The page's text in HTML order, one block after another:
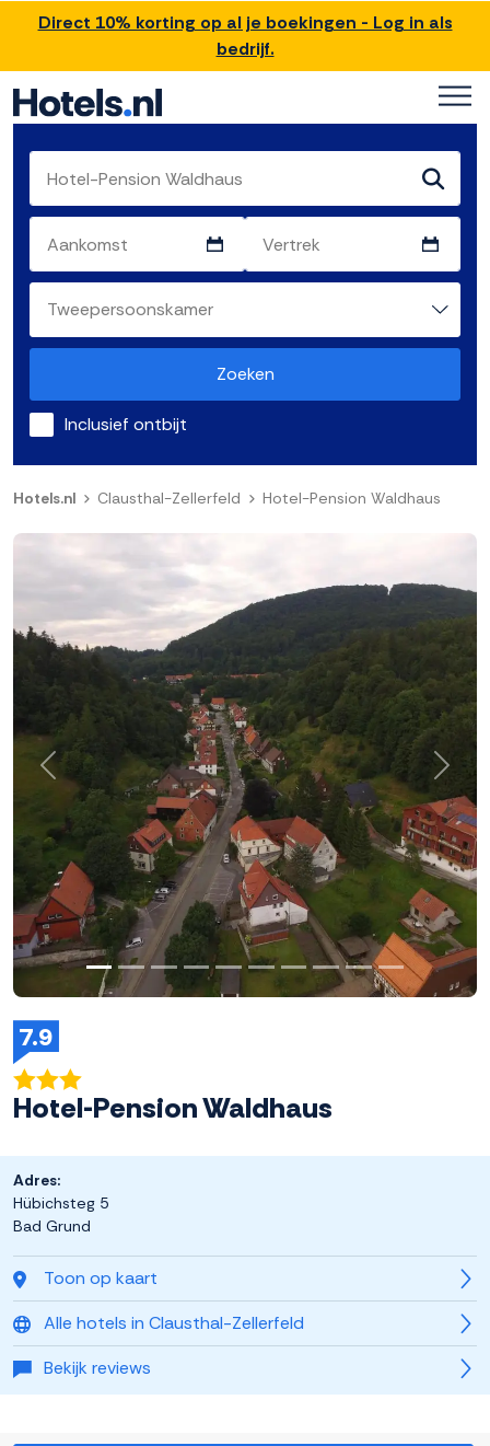
Direct 10% korting op al je boekingen - Log in als
bedrijf.
Zoeken
Inclusief ontbijt
Hotels.nl Clausthal-Zellerfeld Hotel-Pension Waldhaus
7.9
Hotel-Pension Waldhaus
Toon op kaart
Alle hotels in Clausthal-Zellerfeld
Bekijk reviews
Adres:
Hübichsteg 5
Bad Grund